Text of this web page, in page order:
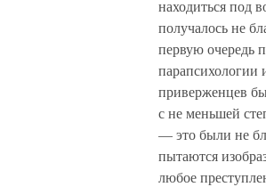
находиться под
получалось не
первую очередь
парапсихологии
приверженцев
с не меньшей
— это были не
пытаются
любое